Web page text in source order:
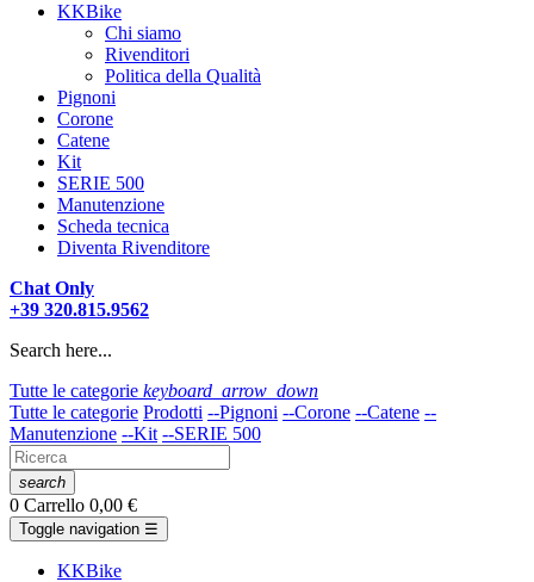
KKBike
Chi siamo
Rivenditori
Politica della Qualità
Pignoni
Corone
Catene
Kit
SERIE 500
Manutenzione
Scheda tecnica
Diventa Rivenditore
Chat Only
+39 320.815.9562
Search here...
Tutte le categorie keyboard_arrow_down
Tutte le categorie Prodotti --Pignoni --Corone --Catene --
Manutenzione --Kit --SERIE 500
search
0 Carrello 0,00 €
Toggle navigation ☰
KKBike